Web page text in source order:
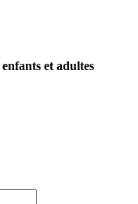
et adultes